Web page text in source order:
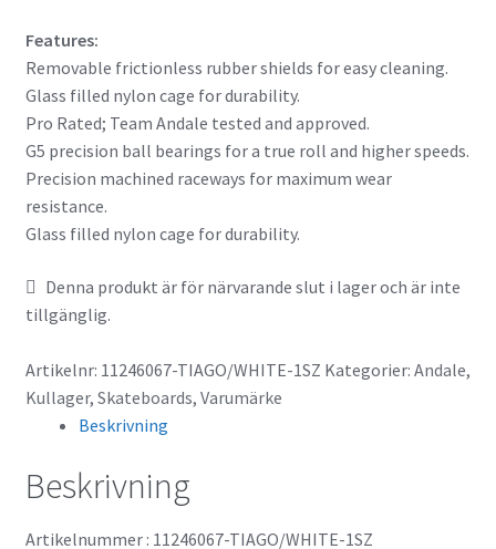
Features:
Removable frictionless rubber shields for easy cleaning.
Glass filled nylon cage for durability.
Pro Rated; Team Andale tested and approved.
G5 precision ball bearings for a true roll and higher speeds.
Precision machined raceways for maximum wear
resistance.
Glass filled nylon cage for durability.
Denna produkt är för närvarande slut i lager och är inte
tillgänglig.
Artikelnr: 11246067-TIAGO/WHITE-1SZ Kategorier: Andale,
Kullager, Skateboards, Varumärke
Beskrivning
Beskrivning
Artikelnummer : 11246067-TIAGO/WHITE-1SZ